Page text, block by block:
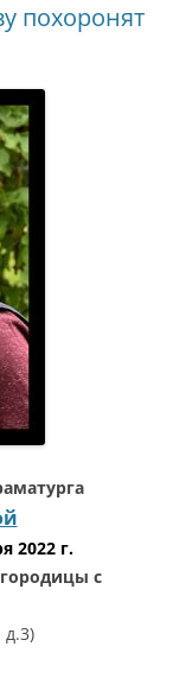
похоронят
2022 г.
с
д.3)